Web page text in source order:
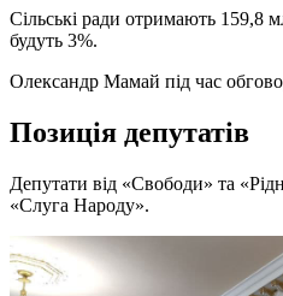
Сільські ради отримають 159,8
будуть 3%.
Олександр Мамай під час
Позиція депутатів
Депутати від «Свободи» та
«Слуга Народу».